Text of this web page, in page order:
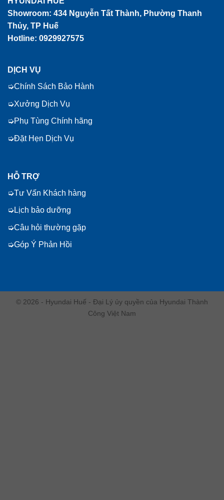
Showroom: 434 Nguyễn Tất Thành, Phường Thanh
Thủy, TP Huế
Hotline: 0929927575
DỊCH VỤ
Chính Sách Bảo Hành
Xưởng Dịch Vụ
Phụ Tùng Chính hãng
Đặt Hẹn Dịch Vụ
HỖ TRỢ
Tư Vấn Khách hàng
Lịch bảo dưỡng
Câu hỏi thường gặp
Góp Ý Phản Hồi
© 2026 - Hyundai Huế - Đại Lý ủy quyền của Hyundai Thành
Công Việt Nam